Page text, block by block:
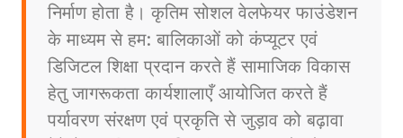
निर्माण होता है। कृतिम सोशल वेलफेयर फाउंडेशन
के माध्यम से हम: बालिकाओं को कंप्यूटर एवं
डिजिटल शिक्षा प्रदान करते हैं सामाजिक विकास
हेतु जागरूकता कार्यशालाएँ आयोजित करते हैं
पर्यावरण संरक्षण एवं प्रकृति से जुड़ाव को बढ़ावा